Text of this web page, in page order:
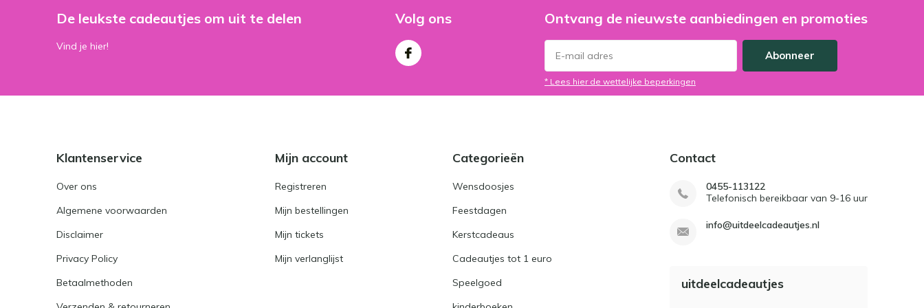
De leukste cadeautjes om uit te delen
Vind je hier!
Volg ons Ontvang de nieuwste aanbiedingen en promoties
Abonneer
* Lees hier de wettelijke beperkingen
Klantenservice
Over ons
Algemene voorwaarden
Disclaimer
Privacy Policy
Betaalmethoden
Mijn account
Registreren
Mijn bestellingen
Mijn tickets
Mijn verlanglijst
Categorieën
Wensdoosjes
Feestdagen
Kerstcadeaus
Cadeautjes tot 1 euro
Speelgoed
Contact
0455-113122
Telefonisch bereikbaar van 9-16 uur
info@uitdeelcadeautjes.nl
uitdeelcadeautjes